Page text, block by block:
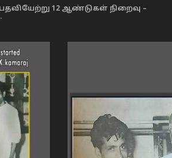
பதவியேற்று 12 ஆண்டுகள் நிறைவு –